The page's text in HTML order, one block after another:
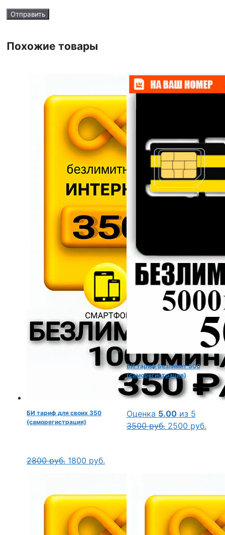
Похожие товары
БИ тариф для своих 350
(саморегистрация)
2800руб. Первоначальная
2800 руб..
1800 руб.
БИ тариф Безлимит 500
(саморегистрация)
Оценка 5.00из 5
3500руб. 2500 руб.